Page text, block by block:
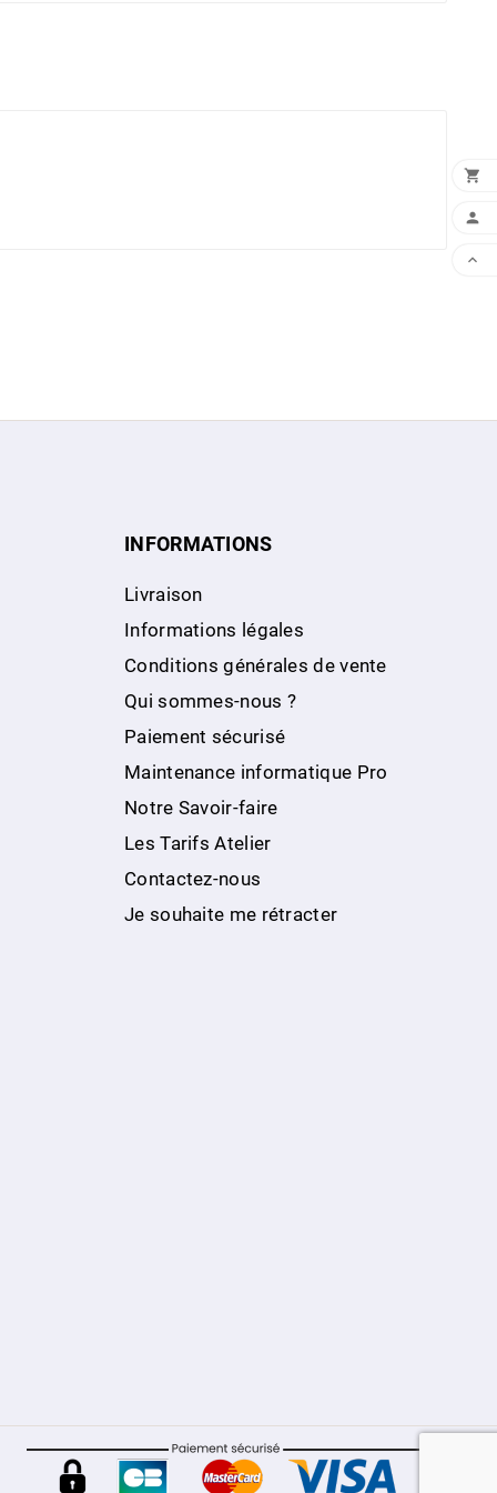
INFORMATIONS
Livraison
Informations légales
Conditions générales de vente
Qui sommes-nous ?
Paiement sécurisé
Maintenance informatique Pro
Notre Savoir-faire
Les Tarifs Atelier
Contactez-nous
Je souhaite me rétracter


